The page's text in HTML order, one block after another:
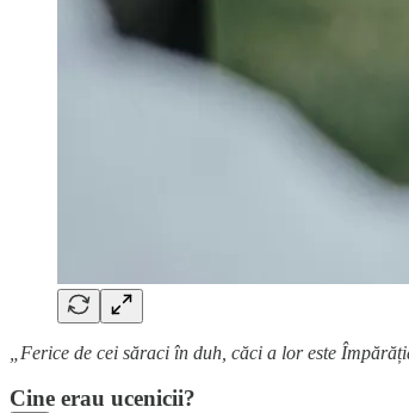
„Ferice de cei săraci în duh, căci a lor este
Cine erau ucenicii?